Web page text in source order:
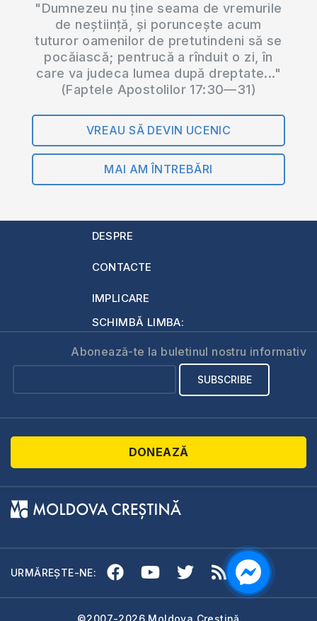
"Dumnezeu nu ține seama de vremurile
de neștiință, și poruncește acum
tuturor oamenilor de pretutindeni să se
pocăiască; pentrucă a rînduit o zi, în
care va judeca lumea după dreptate..."
(Faptele Apostolilor 17:30—31)
VREAU SĂ DEVIN UCENIC
MAI AM ÎNTREBĂRI
DESPRE
CONTACTE
IMPLICARE
SCHIMBĂ LIMBA:
Abonează-te la buletinul nostru informativ
DONEAZĂ
URMĂREȘTE-NE:
©2007-2026 Moldova Creștină